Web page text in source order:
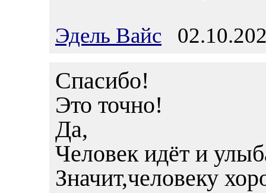
Эдель Вайс
Спасибо!
Это точно!
Да,
Человек идёт и
Значит,человеку